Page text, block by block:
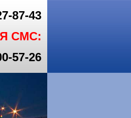
87-43
СМС:
57-26